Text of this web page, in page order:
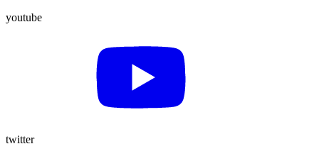
youtube
twitter